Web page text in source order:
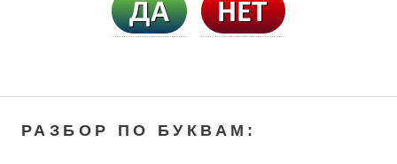
РАЗБОР ПО БУКВАМ: